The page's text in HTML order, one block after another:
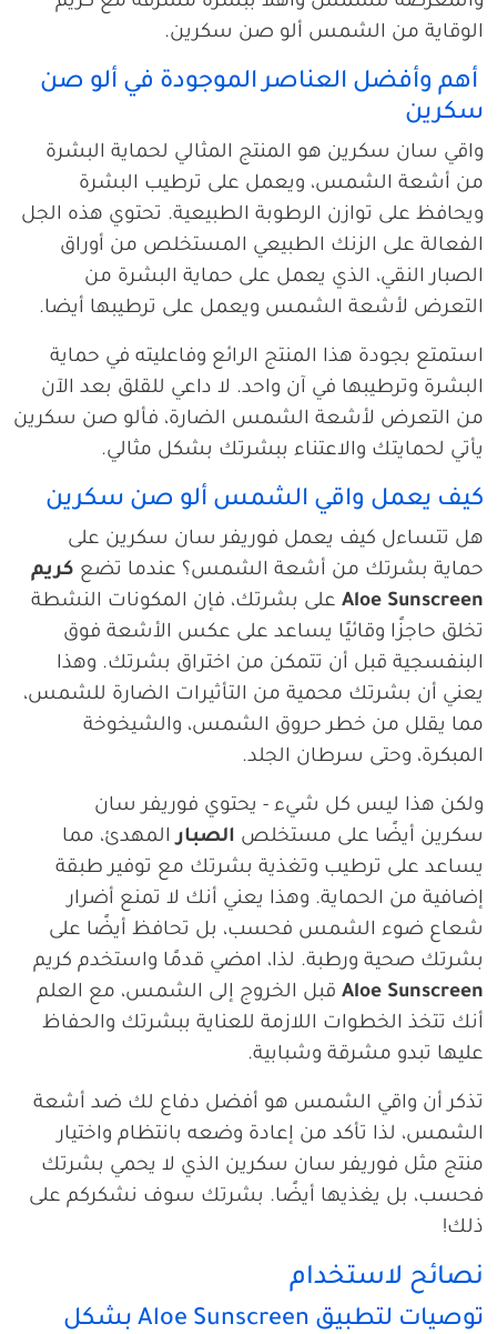
الوقاية من الشمس ألو صن سكرين.
أهم وأفضل العناصر الموجودة في ألو صن
سكرين
واقي سان سكرين هو المنتج المثالي لحماية البشرة
من أشعة الشمس، ويعمل على ترطيب البشرة
ويحافظ على توازن الرطوبة الطبيعية. تحتوي هذه الجل
الفعالة على الزنك الطبيعي المستخلص من أوراق
الصبار النقي، الذي يعمل على حماية البشرة من
التعرض لأشعة الشمس ويعمل على ترطيبها أيضا.
استمتع بجودة هذا المنتج الرائع وفاعليته في حماية
البشرة وترطيبها في آن واحد. لا داعي للقلق بعد الآن
من التعرض لأشعة الشمس الضارة، فألو صن سكرين
يأتي لحمايتك والاعتناء ببشرتك بشكل مثالي.
كيف يعمل واقي الشمس ألو صن سكرين
هل تتساءل كيف يعمل فوريفر سان سكرين على
حماية بشرتك من أشعة الشمس؟ عندما تضع كريم
Aloe Sunscreen على بشرتك، فإن المكونات النشطة
تخلق حاجزًا وقائيًا يساعد على عكس الأشعة فوق
البنفسجية قبل أن تتمكن من اختراق بشرتك. وهذا
يعني أن بشرتك محمية من التأثيرات الضارة للشمس،
مما يقلل من خطر حروق الشمس، والشيخوخة
المبكرة، وحتى سرطان الجلد.
ولكن هذا ليس كل شيء - يحتوي فوريفر سان
سكرين أيضًا على مستخلص الصبارالمهدئ، مما
يساعد على ترطيب وتغذية بشرتك مع توفير طبقة
إضافية من الحماية. وهذا يعني أنك لا تمنع أضرار
شعاع ضوء الشمس فحسب، بل تحافظ أيضًا على
بشرتك صحية ورطبة. لذا، امضي قدمًا واستخدم كريم
Aloe Sunscreen قبل الخروج إلى الشمس، مع العلم
أنك تتخذ الخطوات اللازمة للعناية ببشرتك والحفاظ
عليها تبدو مشرقة وشبابية.
تذكر أن واقي الشمس هو أفضل دفاع لك ضد أشعة
الشمس، لذا تأكد من إعادة وضعه بانتظام واختيار
منتج مثل فوريفر سان سكرين الذي لا يحمي بشرتك
فحسب، بل يغذيها أيضًا. بشرتك سوف نشكركم على
ذلك!
نصائح لاستخدام
توصيات لتطبيق Aloe Sunscreen بشكل